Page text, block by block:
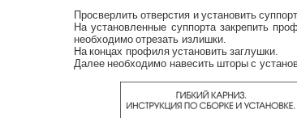
Просверлить отверстия и установить
На установленные суппорта закрепить
необходимо отрезать излишки.
На концах профиля установить заглушки.
Далее необходимо навесить шторы с